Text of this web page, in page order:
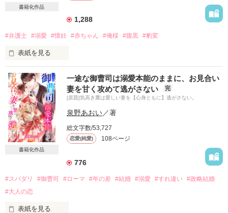
書籍化作品
1,288
#弁護士 #溺愛 #懐妊 #赤ちゃん #俺様 #腹黒 #豹変
表紙を見る
私のピンチに助言をくれた弁護士の彼は
優しい紳士のはずだったのに…。
「脅すか」
弁護士の仮面を外したら別人でした。
弁護料の代わりにとんでもない要求を突きつける彼は
少々腹黒だけれど…
私もベビーも幸せになります！
ベリーズ文庫
書籍化作品
一途な御曹司は溺愛本能のままに、お見合い
妻を甘く攻めて逃がさない
完
[原題]気高き鷹は愛しい妻を【心身ともに】逃がさない。
泉野あおい／著
総文字数/53,727
恋愛(純愛) 108ページ
776
#スパダリ #御曹司 #ローマ #年の差 #結婚 #溺愛 #すれ違い #政略結婚
#大人の恋
表紙を見る